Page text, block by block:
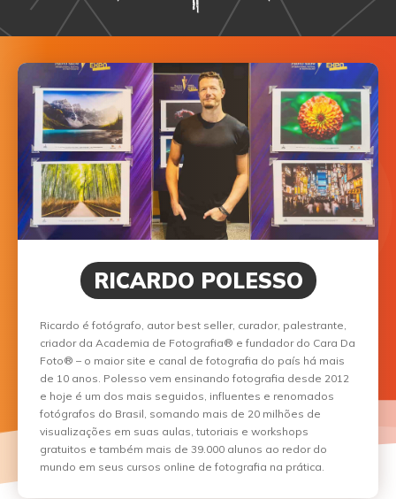
RICARDO POLESSO
Ricardo é fotógrafo, autor best seller, curador, palestrante,
criador da Academia de Fotografia® e fundador do Cara Da
Foto® – o maior site e canal de fotografia do país há mais
de 10 anos. Polesso vem ensinando fotografia desde 2012
e hoje é um dos mais seguidos, influentes e renomados
fotógrafos do Brasil, somando mais de 20 milhões de
visualizações em suas aulas, tutoriais e workshops
gratuitos e também mais de 39.000 alunos ao redor do
mundo em seus cursos online de fotografia na prática.